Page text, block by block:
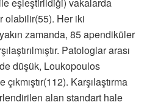
olabilir(55). Her iki
zamanda, 85 apendiküler
Patologlar arası
düşük, Loukopoulos
Karşılaştırma
alan standart hale